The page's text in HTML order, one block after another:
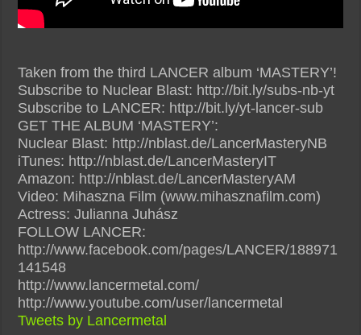
Taken from the third LANCER album ‘MASTERY’!
Subscribe to Nuclear Blast: http://bit.ly/subs-nb-yt
Subscribe to LANCER: http://bit.ly/yt-lancer-sub
GET THE ALBUM ‘MASTERY’:
Nuclear Blast: http://nblast.de/LancerMasteryNB
iTunes: http://nblast.de/LancerMasteryIT
Amazon: http://nblast.de/LancerMasteryAM
Video: Mihaszna Film (www.mihasznafilm.com)
Actress: Julianna Juhász
FOLLOW LANCER:
http://www.facebook.com/pages/LANCER/188971
141548
http://www.lancermetal.com/
http://www.youtube.com/user/lancermetal
Tweets by Lancermetal